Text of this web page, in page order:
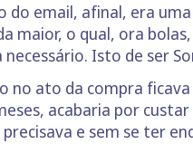
email, afinal, era
maior, o qual, ora
necessário. Isto de ser
ato da compra
acabaria por
e sem se ter